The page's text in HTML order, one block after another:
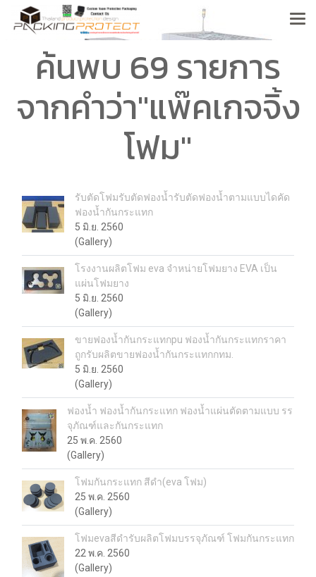
ค้นพบ 69 รายการ
จากคำว่า"แพ๊คเกจจิ้ง
โฟม"
รับตัดโฟมรับตัดฟองน้ำรับตัดฟองน้ำตามแบบไดคัด
ฟองน้ำกันกระแทก
5 มิ.ย. 2560
(Gallery)
โรงงานผลิตโฟม eva จำหน่ายโฟมยาง EVA เป็น
แผ่นโฟมยาง
5 มิ.ย. 2560
(Gallery)
ขายฟองน้ำกันกระแทกpu ฟองน้ำกันกระแทกราคา
ถูกรับผลิตขายฟองน้ำกันกระแทกกทม.
5 มิ.ย. 2560
(Gallery)
ฟองน้ำ ฟองน้ำกันกระแทก ฟองน้ำแผ่นตัดตามแบบ รร
จุภัณฑ์และกันกระแทก
25 พ.ค. 2560
(Gallery)
โฟมกันกระแทก สีดำ(eva โฟม)
25 พ.ค. 2560
(Gallery)
โฟมevaสีดำรับผลิตโฟมบรรจุภัณฑ์ โฟมกันกระแทก
22 พ.ค. 2560
(Gallery)